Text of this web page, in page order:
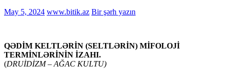
May 5, 2024 www.bitik.az Bir şərh yazın
QƏDİM KELTLƏRİN (SELTLƏRİN) MİFOLOJİ
TERMİNLƏRİNİN İZAHI.
(DRUİDİZM – AĞAC KULTU)